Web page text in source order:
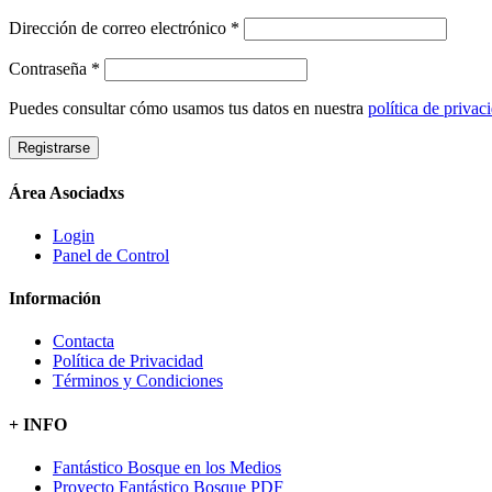
Dirección de correo electrónico *
Contraseña *
Puedes consultar cómo usamos tus datos en nuestra política de
Registrarse
Área Asociadxs
Login
Panel de Control
Información
Contacta
Política de Privacidad
Términos y Condiciones
+ INFO
Fantástico Bosque en los Medios
Proyecto Fantástico Bosque PDF